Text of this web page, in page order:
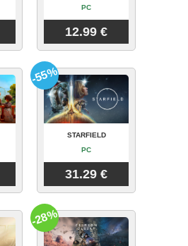
PC
12.99 €
STARFIELD
PC
31.29 €
-55%
-28%